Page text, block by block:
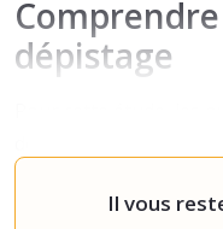
dépistage
Il vous